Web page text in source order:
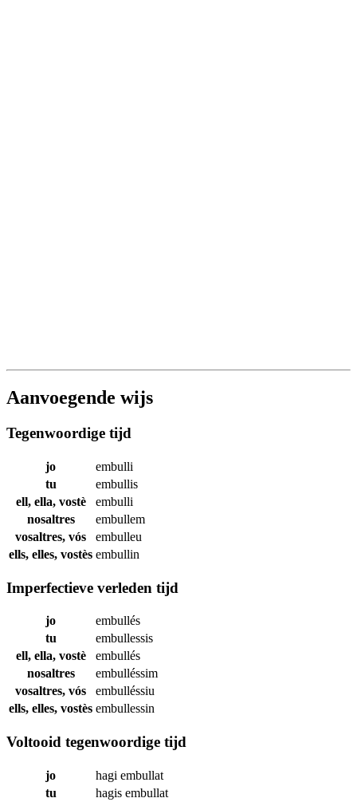
Aanvoegende wijs
Tegenwoordige tijd
jo
embulli
tu
embullis
ell, ella, vostè
embulli
nosaltres
embullem
vosaltres, vós
embulleu
ells, elles, vostès embullin
Imperfectieve verleden tijd
jo
embullés
tu
embullessis
ell, ella, vostè
embullés
nosaltres
embulléssim
vosaltres, vós
embulléssiu
ells, elles, vostès embullessin
Voltooid tegenwoordige tijd
jo hagi embullat
tu
hagis embullat